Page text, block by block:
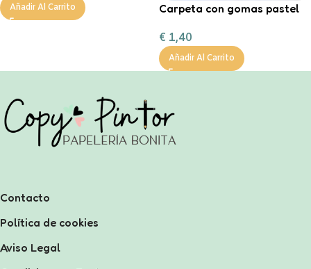
Añadir Al Carrito
Carpeta con gomas pastel
€ 1,40
Añadir Al Carrito
Contacto
Política de cookies
Aviso Legal